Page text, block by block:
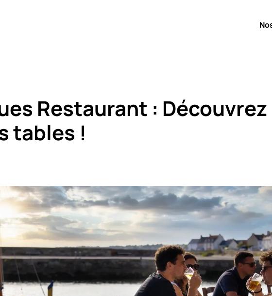
Restaurant : Découvrez
tables !